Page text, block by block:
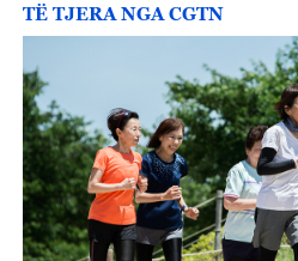
TË TJERA NGA CGTN